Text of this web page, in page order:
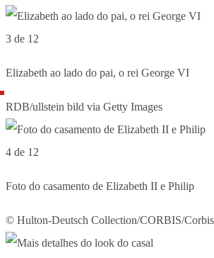
3 de 12
Elizabeth ao lado do pai, o rei George VI
RDB/ullstein bild via Getty Images
4 de 12
Foto do casamento de Elizabeth II e Philip
© Hulton-Deutsch Collection/CORBIS/